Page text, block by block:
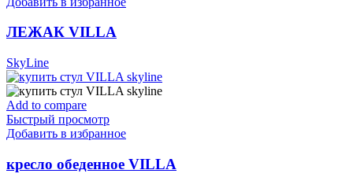
ЛЕЖАК VILLA
SkyLine
Add to compare
Быстрый просмотр
Добавить в избранное
кресло обеденное VILLA